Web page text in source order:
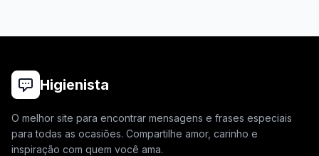
Higienista
O melhor site para encontrar mensagens e frases especiais
para todas as ocasiões. Compartilhe amor, carinho e
inspiração com quem você ama.